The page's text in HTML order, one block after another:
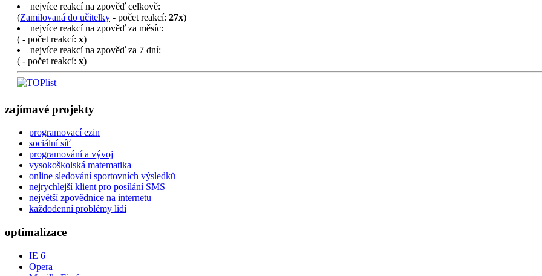
nejvíce reakcí na zpověď celkově:
(Zamilovaná do učitelky - počet reakcí: 27x)
nejvíce reakcí na zpověď za měsíc:
( - počet reakcí: x)
nejvíce reakcí na zpověď za 7 dní:
( - počet reakcí: x)
zajímavé projekty
programovací ezin
sociální síť
programování a vývoj
vysokoškolská matematika
online sledování sportovních výsledků
nejrychlejší klient pro posílání SMS
největší zpovědnice na internetu
každodenní problémy lidí
optimalizace
IE 6
Opera